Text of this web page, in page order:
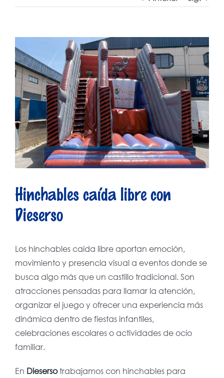
imagen
más
grande
Hinchables caída libre con
Dieserso
Los hinchables caída libre aportan emoción,
movimiento y presencia visual a eventos donde se
busca algo más que un castillo tradicional. Son
atracciones pensadas para llamar la atención,
organizar el juego y ofrecer una experiencia más
dinámica dentro de fiestas infantiles,
celebraciones escolares o actividades de ocio
familiar.
En Diesersotrabajamos con hinchables para